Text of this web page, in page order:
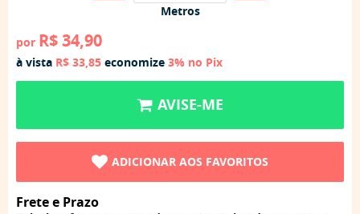
Metros
por R$ 34,90
à vista R$ 33,85 economize 3% no Pix
AVISE-ME
ADICIONAR AOS FAVORITOS
Frete e Prazo